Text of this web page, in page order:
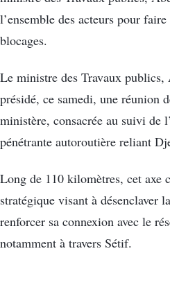
l’ensemble des acteurs pour
blocages.
Le ministre des Travaux
présidé, ce samedi, une réunion
ministère, consacrée au suivi de
pénétrante autoroutière reliant
Long de 110 kilomètres, cet axe
stratégique visant à désenclaver
renforcer sa connexion avec le
notamment à travers Sétif.